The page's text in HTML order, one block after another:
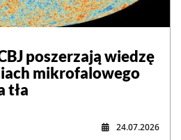
poszerzają wiedzę
mikrofalowego
tła
24.07.2026